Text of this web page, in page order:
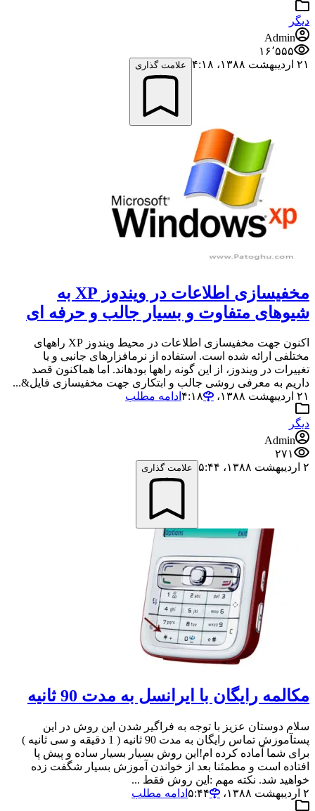
دیگر
Admin
۱۶٬۵۵۵
۲۱ اردیبهشت ۱۳۸۸،‏ ۴:۱۸
علامت گذاری
مخفی‏سازی اطلاعات در ویندوز XP به
شیوه‏ای متفاوت و بسیار جالب و حرفه ای
اکنون جهت مخفی‏سازی اطلاعات در محیط ویندوز XP راه‏های
مختلفی ارائه شده است. استفاده از نرم‏افزارهای جانبی و یا
تغییرات در ویندوز، از این گونه راه‏ها بوده‏اند. اما هم‏اکنون قصد
داریم به معرفی روشی جالب و ابتکاری جهت مخفی‏سازی فایل&...
۲۱ اردیبهشت ۱۳۸۸،‏ ۴:۱۸
ادامه مطلب
دیگر
Admin
۲۷۱
۲ اردیبهشت ۱۳۸۸،‏ ۵:۴۴
علامت گذاری
مکالمه رایگان با ایرانسل به مدت 90 ثانیه
سلام دوستان عزیز با توجه به فراگیر شدن این روش در این
پستآموزش تماس رایگان به مدت 90 ثانیه ( 1 دقیقه و سی ثانیه )
برای شما آماده کرده ام!این روش بسیار بسیار ساده و پیش پا
افتاده است و مطمئنا بعد از خواندن آموزش بسیار شگفت زده
خواهید شد. نکته مهم :این روش فقط ...
۲ اردیبهشت ۱۳۸۸،‏ ۵:۴۴
ادامه مطلب